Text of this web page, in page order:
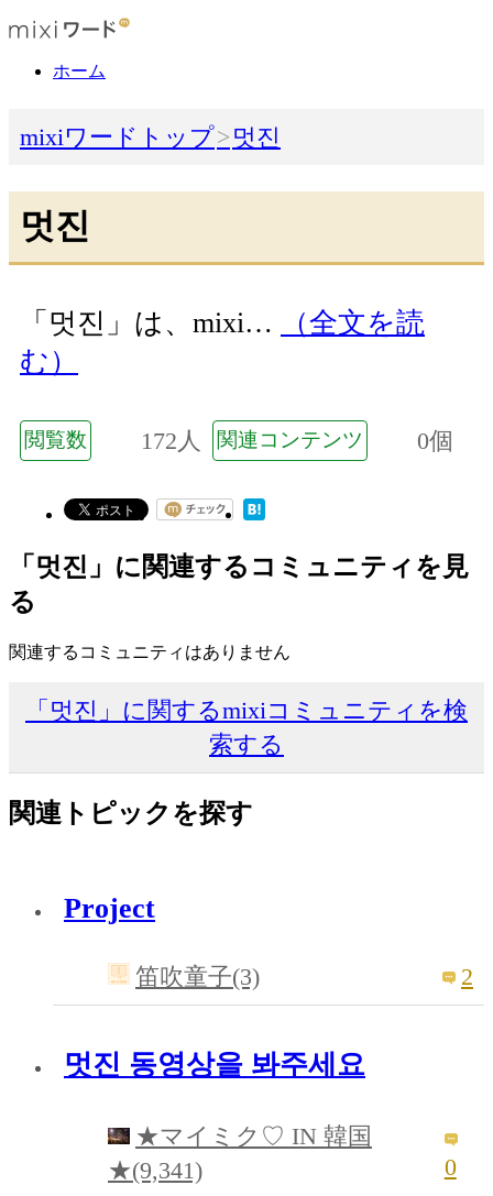
ホーム
mixiワードトップ 멋진
멋진
「멋진」は、mixi…
（全文を読
む）
閲覧数 172人 関連コンテンツ 0個
「멋진」に関連するコミュニティを見
る
関連するコミュニティはありません
「멋진」に関するmixiコミュニティを検
索する
関連トピックを探す
Project
笛吹童子(3) 2
멋진 동영상을 봐주세요
★マイミク♡ IN 韓国
★(9,341)
0